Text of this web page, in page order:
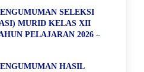
SELEKSI
MURID KELAS XII
PELAJARAN 2026 –
HASIL